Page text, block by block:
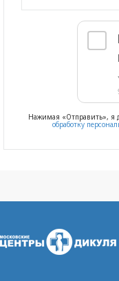
Нажимая «Отправить», я
обработку